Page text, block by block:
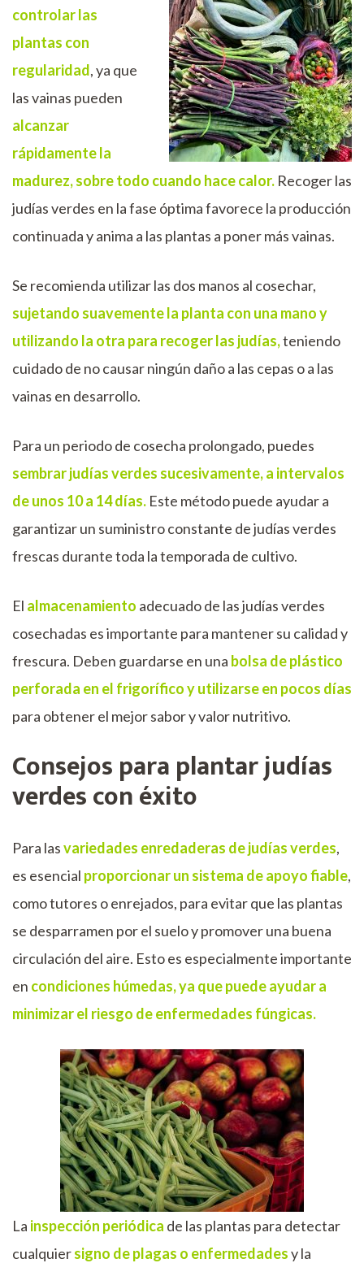
controlar las
plantas con
regularidad, ya que
las vainas pueden
alcanzar
rápidamente la
madurez, sobre todo cuando hace calor. Recoger las
judías verdes en la fase óptima favorece la producción
continuada y anima a las plantas a poner más vainas.
Se recomienda utilizar las dos manos al cosechar,
sujetando suavemente la planta con una mano y
utilizando la otra para recoger las judías,teniendo
cuidado de no causar ningún daño a las cepas o a las
vainas en desarrollo.
Para un periodo de cosecha prolongado, puedes
sembrar judías verdes sucesivamente, a intervalos
de unos 10 a 14 días. Este método puede ayudar a
garantizar un suministro constante de judías verdes
frescas durante toda la temporada de cultivo.
El almacenamiento adecuado de las judías verdes
cosechadas es importante para mantener su calidad y
frescura. Deben guardarse en una bolsa de plástico
perforada en el frigorífico y utilizarse en pocos días
para obtener el mejor sabor y valor nutritivo.
Consejos para plantar judías
verdes con éxito
Para lasvariedades enredaderas de judías verdes,
es esencial proporcionar un sistema de apoyo fiable,
como tutores o enrejados, para evitar que las plantas
se desparramen por el suelo y promover una buena
circulación del aire. Esto es especialmente importante
en condiciones húmedas, ya que puede ayudar a
minimizar el riesgo de enfermedades fúngicas.
La inspección periódica de las plantas para detectar
cualquiersigno de plagas o enfermedadesy la